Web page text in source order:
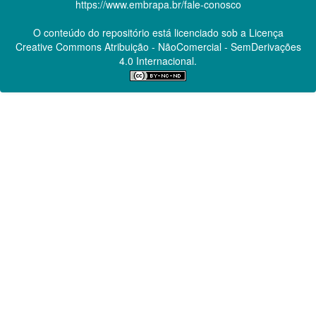
https://www.embrapa.br/fale-conosco
O conteúdo do repositório está licenciado sob a Licença
Creative CommonsAtribuição - NãoComercial - SemDerivações
4.0 Internacional.